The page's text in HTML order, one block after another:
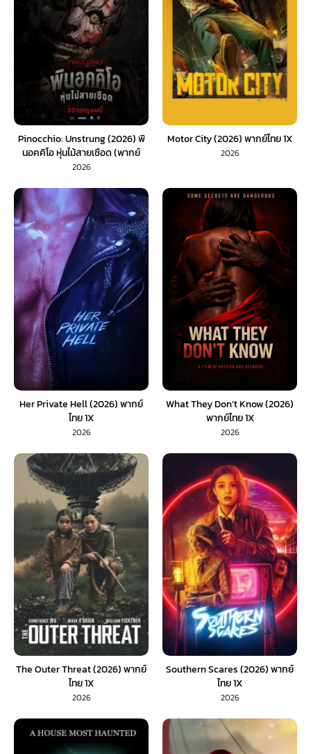
Pinocchio: Unstrung (2026) พิ
นอคคิโอ หุ่นไม้สายเชือด (พากย์
ไทย) 1X
2026
Motor City (2026) พากย์ไทย 1X
2026
Her Private Hell (2026) พากย์
ไทย 1X
2026
What They Don’t Know (2026)
พากย์ไทย 1X
2026
The Outer Threat (2026) พากย์
ไทย 1X
2026
Southern Scares (2026) พากย์
ไทย 1X
2026